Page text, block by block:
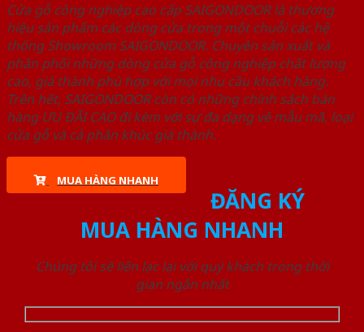
Cửa gỗ công nghiệp cao cấp SAIGONDOOR là thương
hiệu sản phẩm các dòng cửa trong một chuỗi các hệ
thống Showroom SAIGONDOOR. Chuyên sản xuất và
phân phối những dòng cửa gỗ công nghiệp chất lượng
cao, giá thành phù hợp với mọi nhu cầu khách hàng.
Trên hết, SAIGONDOOR còn có những chính sách bán
hàng ƯU ĐÃI CAO đi kèm với sự đa dạng về mẫu mã, loại
cửa gỗ và cả phân khúc giá thành.
MUA HÀNG NHANH
ĐĂNG KÝ
MUA HÀNG NHANH
Chúng tôi sẽ liên lạc lại với quý khách trong thời
gian ngắn nhất